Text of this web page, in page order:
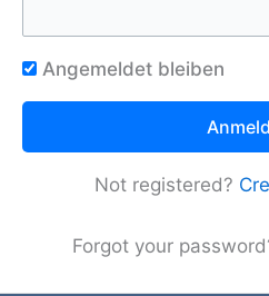
Angemeldet bleiben
Not registered?
Forgot your